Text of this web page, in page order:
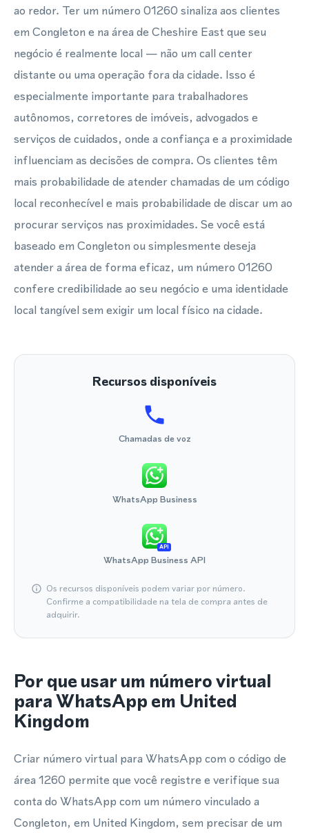
ao redor. Ter um número 01260 sinaliza aos clientes
em Congleton e na área de Cheshire East que seu
negócio é realmente local — não um call center
distante ou uma operação fora da cidade. Isso é
especialmente importante para trabalhadores
autônomos, corretores de imóveis, advogados e
serviços de cuidados, onde a confiança e a proximidade
influenciam as decisões de compra. Os clientes têm
mais probabilidade de atender chamadas de um código
local reconhecível e mais probabilidade de discar um ao
procurar serviços nas proximidades. Se você está
baseado em Congleton ou simplesmente deseja
atender a área de forma eficaz, um número 01260
confere credibilidade ao seu negócio e uma identidade
local tangível sem exigir um local físico na cidade.
Recursos disponíveis
Chamadas de voz
WhatsApp Business
API
WhatsApp Business API
Os recursos disponíveis podem variar por número.
Confirme a compatibilidade na tela de compra antes de
adquirir.
Por que usar um número virtual
para WhatsApp em United
Kingdom
Criar número virtual para WhatsApp com o código de
área 1260 permite que você registre e verifique sua
conta do WhatsApp com um número vinculado a
Congleton, em United Kingdom, sem precisar de um